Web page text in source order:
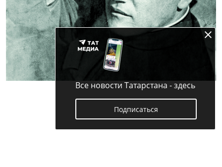
Все новости Татарстана - здесь
Подписаться